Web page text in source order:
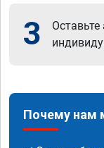
3
Почему нам